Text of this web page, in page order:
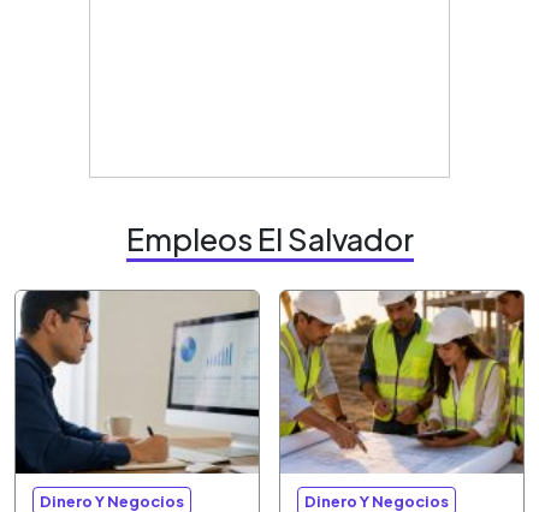
Empleos El Salvador
Dinero Y Negocios Dinero Y Negocios